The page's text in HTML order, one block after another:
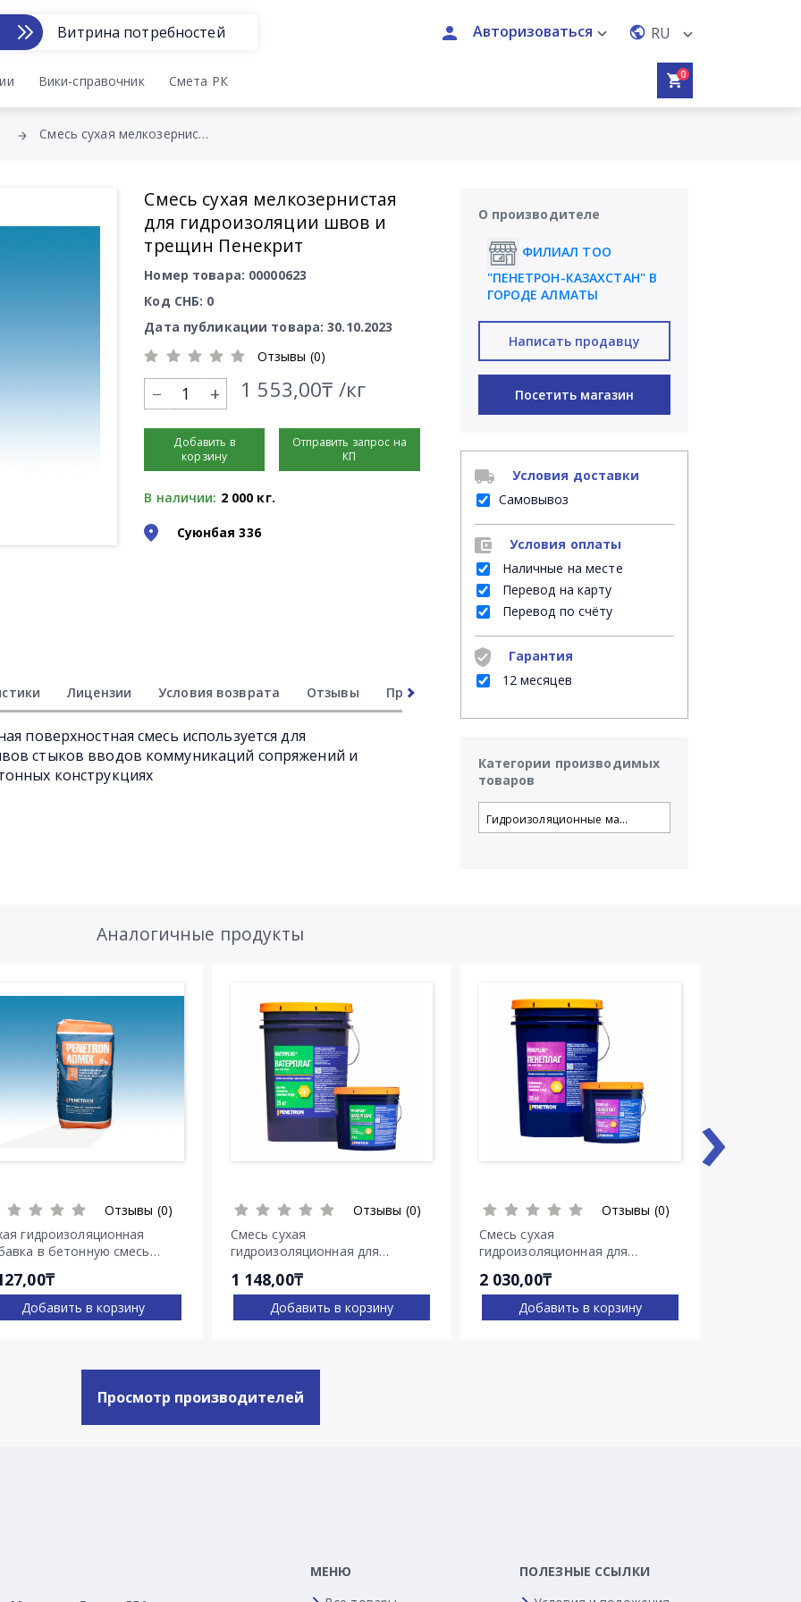
Витрина потребностей Авторизоваться RU
Вики-справочник Смета РК 0
Смесь сухая мелкозернистая для гидроизоляции швов и трещин Пенекрит
Смесь сухая мелкозернистая
для гидроизоляции швов и
трещин Пенекрит
Номер товара: 00000623
Код СНБ: 0
Дата публикации товара: 30.10.2023
Отзывы (0)
+ 1 553,00₸ /кг
Добавить в
корзину
Отправить запрос на
КП
В наличии: 2 000 кг.
Суюнбая 336
Лицензии Условия возврата Отзывы Прочее Часто задаваемые вопросы
поверхностная смесь используется для
стыков вводов коммуникаций сопряжений и
конструкциях
О производителе
ФИЛИАЛ ТОО
"ПЕНЕТРОН-КАЗАХСТАН" В
ГОРОДЕ АЛМАТЫ
Написать продавцу
Посетить магазин
Условия доставки
Самовывоз
Условия оплаты
Наличные на месте
Перевод на карту
Перевод по счёту
Гарантия
12 месяцев
Категории производимых
товаров
Гидроизоляционные ма...
Аналогичные продукты
Отзывы (0)
гидроизоляционная
в бетонную смесь
Добавить в корзину
Отзывы (0)
Смесь сухая
гидроизоляционная для
Ватерплаг
1 148,00₸
Добавить в корзину
Отзывы (0)
Смесь сухая
гидроизоляционная для
Пенеплаг
2 030,00₸
Добавить в корзину
›
Просмотр производителей
МЕНЮ
ПОЛЕЗНЫЕ ССЫЛКИ